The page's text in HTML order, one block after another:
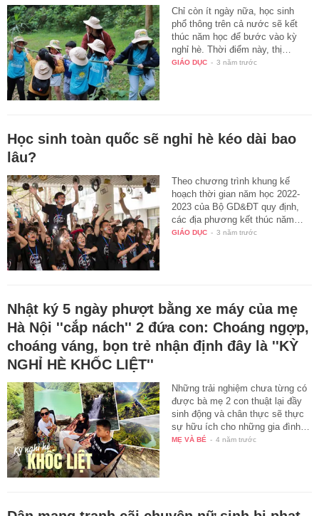
Chỉ còn ít ngày nữa, học sinh
phổ thông trên cả nước sẽ kết
thúc năm học để bước vào kỳ
nghỉ hè. Thời điểm này, thị…
GIÁO DỤC - 3 năm trước
Học sinh toàn quốc sẽ nghỉ hè kéo dài bao
lâu?
Theo chương trình khung kế
hoạch thời gian năm học 2022-
2023 của Bộ GD&ĐT quy định,
các địa phương kết thúc năm…
GIÁO DỤC - 3 năm trước
Nhật ký 5 ngày phượt bằng xe máy của mẹ
Hà Nội ''cắp nách'' 2 đứa con: Choáng ngợp,
choáng váng, bọn trẻ nhận định đây là ''KỲ
NGHỈ HÈ KHỐC LIỆT''
Những trải nghiệm chưa từng có
được bà mẹ 2 con thuật lại đầy
sinh động và chân thực sẽ thực
sự hữu ích cho những gia đình…
MẸ VÀ BÉ - 4 năm trước